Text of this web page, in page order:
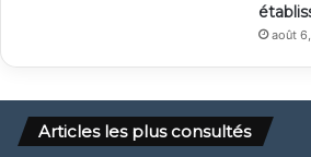
août
Articles les plus consultés